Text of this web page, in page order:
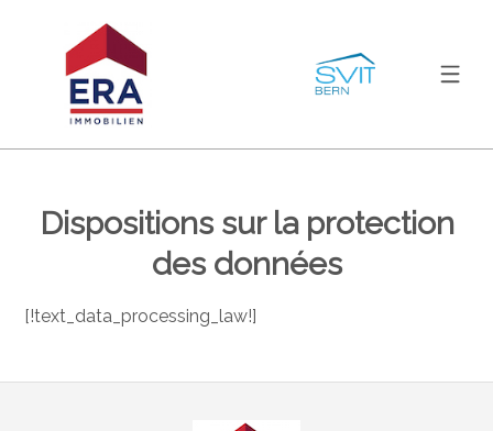
Dispositions sur la protection
des données
[!text_data_processing_law!]